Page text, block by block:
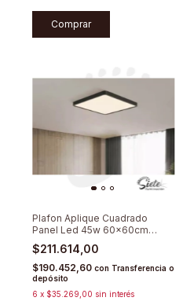
Comprar
Plafon Aplique Cuadrado
Panel Led 45w 60x60cm
Dimerizable
$211.614,00
$190.452,60 con Transferencia o
depósito
6 x $35.269,00 sin interés